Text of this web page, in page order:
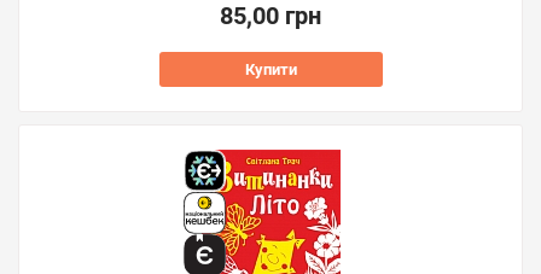
85,00 грн
Купити